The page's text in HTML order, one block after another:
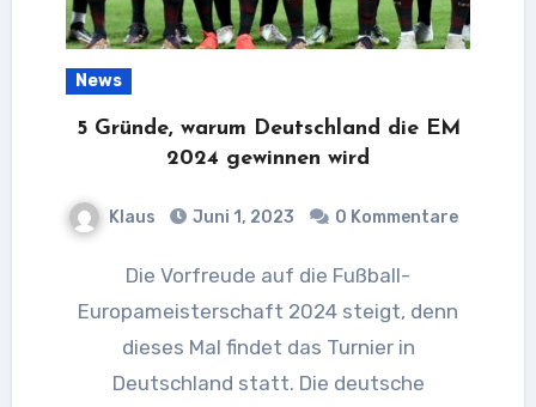
News
5 Gründe, warum Deutschland die EM
2024 gewinnen wird
Klaus Juni 1, 2023 0 Kommentare
Die Vorfreude auf die Fußball-
Europameisterschaft 2024 steigt, denn
dieses Mal findet das Turnier in
Deutschland statt. Die deutsche